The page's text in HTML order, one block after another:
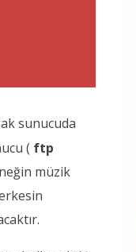
sunucuda
( ftp
müzik